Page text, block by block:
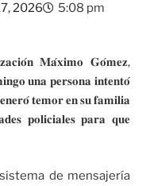
2026 5:08 pm
𝐌𝐚́𝐱𝐢𝐦𝐨 𝐆𝐨́𝐦𝐞𝐳,
𝐮𝐧𝐚 𝐩𝐞𝐫𝐬𝐨𝐧𝐚 𝐢𝐧𝐭𝐞𝐧𝐭𝐨́
𝐭𝐞𝐦𝐨𝐫 𝐞𝐧 𝐬𝐮 𝐟𝐚𝐦𝐢𝐥𝐢𝐚
𝐩𝐨𝐥𝐢𝐜𝐢𝐚𝐥𝐞𝐬 𝐩𝐚𝐫𝐚 𝐪𝐮𝐞
de mensajería